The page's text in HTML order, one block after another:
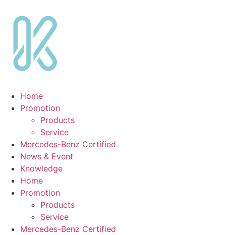
Home
Promotion
Products
Service
Mercedes-Benz Certified
News & Event
Knowledge
Home
Promotion
Products
Service
Mercedes-Benz Certified